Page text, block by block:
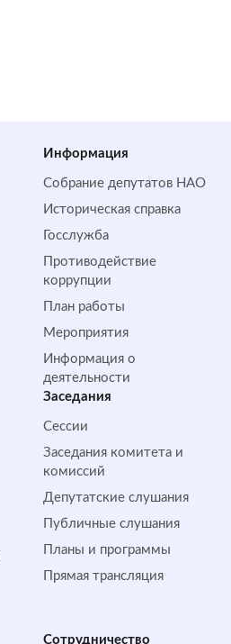
Информация
Собрание депутатов НАО
Историческая справка
Госслужба
Противодействие
коррупции
План работы
Мероприятия
Информация о
деятельности
Заседания
Сессии
Заседания комитета и
комиссий
Депутатские слушания
Публичные слушания
Планы и программы
Прямая трансляция
Сотрудничество